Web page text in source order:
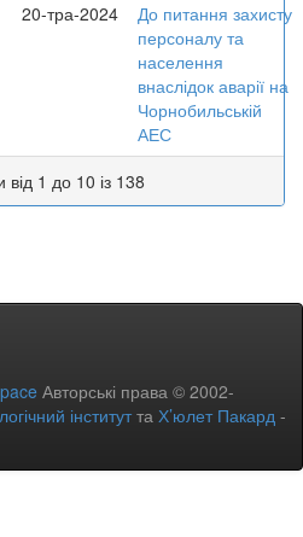
20-тра-2024
До питання захисту
персоналу та
населення
внаслідок аварії на
Чорнобильській
АЕС
від 1 до 10 із 138
Авторські права © 2002-
інститутта Х’юлет Пакард -